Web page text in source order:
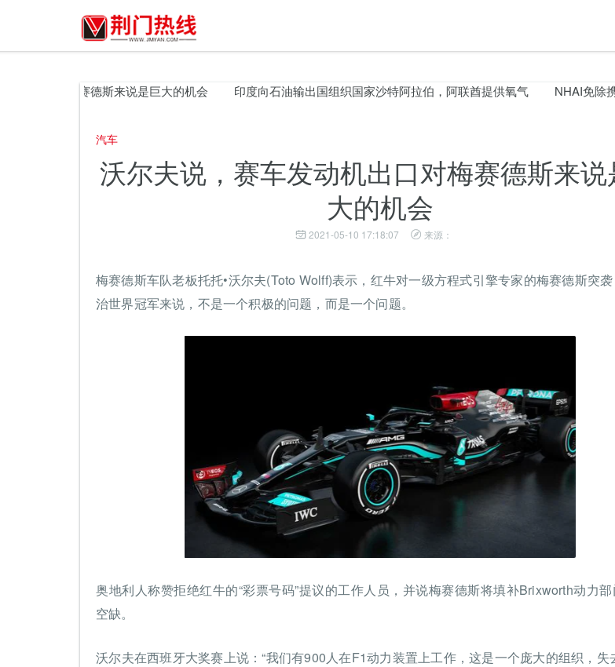
口对梅赛德斯来说是巨大的机会 印度向石油输出国组织国家沙特阿拉伯，阿联酋提供氧气 NHAI免除携带
汽车
沃尔夫说，赛车发动机出口对梅赛德斯来说
大的机会
2021-05-10 17:18:07 来源：
梅赛德斯车队老板托托•沃尔夫(Toto Wolff)表示，红牛对一级方程式引擎专家的梅赛德斯突
治世界冠军来说，不是一个积极的问题，而是一个问题。
奥地利人称赞拒绝红牛的“彩票号码”提议的工作人员，并说梅赛德斯将填补Brixworth动力
空缺。
沃尔夫在西班牙大奖赛上说：“我们有900人在F1动力装置上工作，这是一个庞大的组织，失